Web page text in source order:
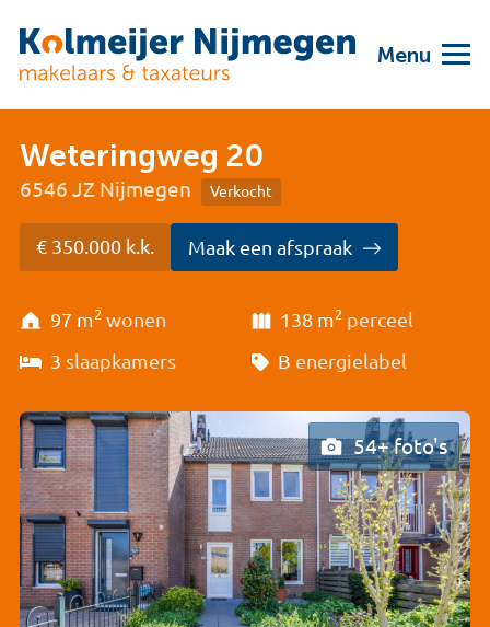
Menu
Weteringweg 20
6546 JZ Nijmegen Verkocht
€ 350.000 k.k. Maak een afspraak
97 m2 wonen 138 m2 perceel
3 slaapkamers B energielabel
54+ foto's